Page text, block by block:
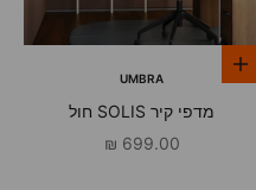
הוספה לסל UMBRA
מדפי קיר SOLIS חול
מחיר מבצע
699.00 ₪